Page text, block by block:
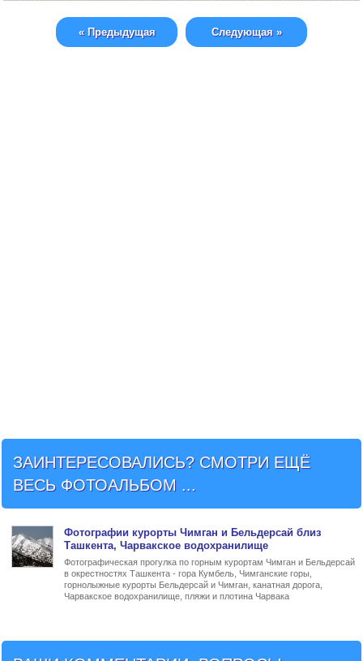
« Предыдущая Следующая »
ЗАИНТЕРЕСОВАЛИСЬ? СМОТРИ ЕЩЁ
ВЕСЬ ФОТОАЛЬБОМ ...
Фотографии курорты Чимган и Бельдерсай близ
Ташкента, Чарвакское водохранилище
Фотографическая прогулка по горным курортам Чимган и Бельдерсай
в окрестностях Ташкента - гора Кумбель, Чимганские горы,
горнолыжные курорты Бельдерсай и Чимган, канатная дорога,
Чарвакское водохранилище, пляжи и плотина Чарвака